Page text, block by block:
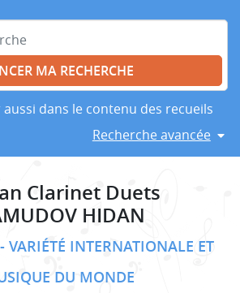
aussi dans le contenu des recueils
Recherche avancée
Clarinet Duets
HIDAN
VARIÉTÉ INTERNATIONALE ET
DU MONDE